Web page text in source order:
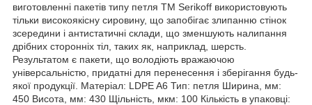
виготовленні пакетів типу петля ТМ Serikoff використовують
тільки високоякісну сировину, що запобігає злипанню стінок
зсередини і антистатичні склади, що зменшують налипання
дрібних сторонніх тіл, таких як, наприклад, шерсть.
Результатом є пакети, що володіють вражаючою
універсальністю, придатні для перенесення і зберігання будь-
якої продукції. Матеріал: LDPE A6 Тип: петля Ширина, мм:
450 Висота, мм: 430 Щільність, мкм: 100 Кількість в упаковці: